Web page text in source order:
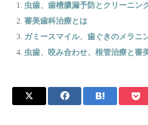
虫歯、歯槽膿漏予防とクリーニン
審美歯科治療とは
ガミースマイル、歯ぐきのメラニ
虫歯、咬み合わせ、根管治療と審